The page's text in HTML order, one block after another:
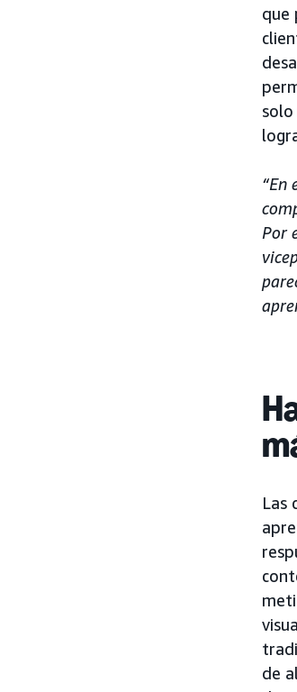
que
“En
Por
Las
de